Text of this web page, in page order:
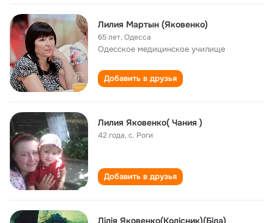
Лилия Мартын (Яковенко)
65 лет,Одесса
Одесское медицинское училище
Добавить в друзья
Лилия Яковенко( Чания )
42 года,с. Роги
Добавить в друзья
Лiлiя Яковенко(Колiсник)(Бiла)